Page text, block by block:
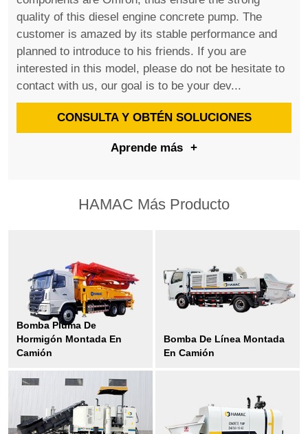
quality of this diesel engine concrete pump. The
customer is amazed by its stable performance and
planned to introduce to his friends. If you are
interested in this model, please do not be hesitate to
contact with us, our goal is to be your dev...
CONSULTA Y OBTÉN SOLUCIONES
Aprende más +
HAMAC Más Producto
Bomba Pluma De
Hormigón Montada En
Camión
Bomba De Línea Montada
En Camión